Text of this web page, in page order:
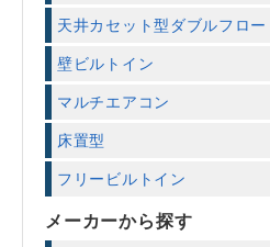
天井カセット型ダブルフロー
壁ビルトイン
マルチエアコン
床置型
フリービルトイン
メーカーから探す